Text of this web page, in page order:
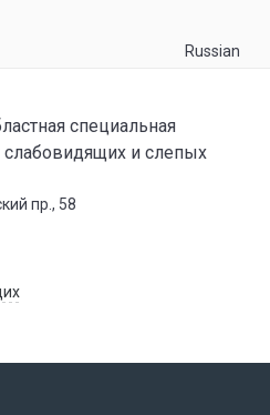
Russian
специальная
слабовидящих и слепых
пр., 58